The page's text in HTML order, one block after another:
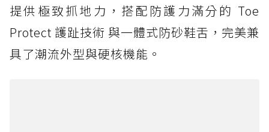
提供極致抓地力，搭配防護力滿分的 Toe
Protect 護趾技術 與一體式防砂鞋舌，完美兼
具了潮流外型與硬核機能。